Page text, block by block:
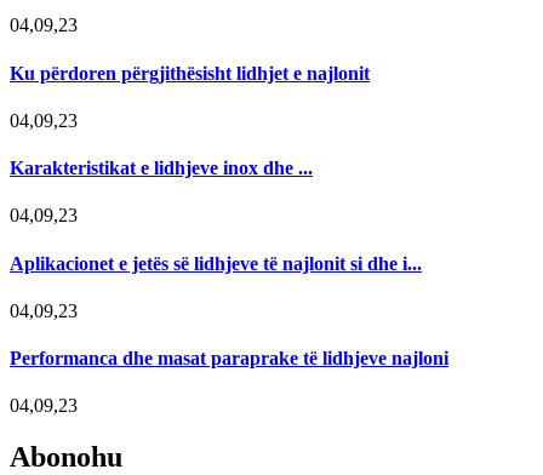
04,09,23
Ku përdoren përgjithësisht lidhjet e najlonit
04,09,23
Karakteristikat e lidhjeve inox dhe ...
04,09,23
Aplikacionet e jetës së lidhjeve të najlonit si dhe i...
04,09,23
Performanca dhe masat paraprake të lidhjeve najloni
04,09,23
Abonohu